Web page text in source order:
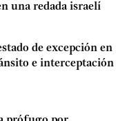
una redada israelí
de excepción en
e interceptación